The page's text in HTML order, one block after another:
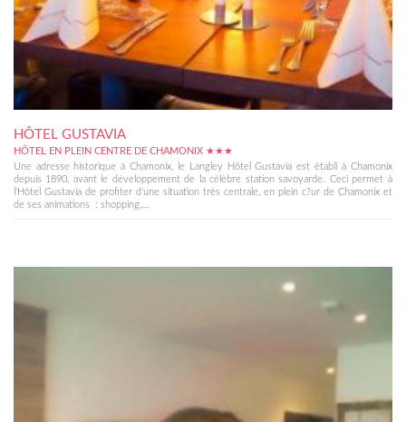
HÔTEL GUSTAVIA
HÔTEL EN PLEIN CENTRE DE CHAMONIX ★★★
Une adresse historique à Chamonix, le Langley Hôtel Gustavia est établi à Chamonix
depuis 1890, avant le développement de la célèbre station savoyarde. Ceci permet à
l'Hôtel Gustavia de profiter d'une situation très centrale, en plein c?ur de Chamonix et
de ses animations : shopping,...